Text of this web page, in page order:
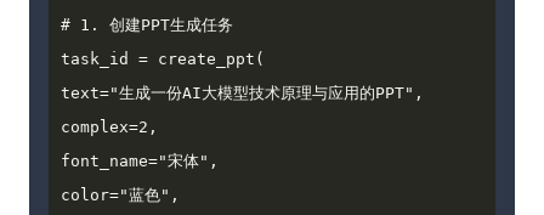
# 1. 创建PPT生成任务
task_id = create_ppt(
text="生成一份AI大模型技术原理与应用的PPT",
complex=2,
font_name="宋体",
color="蓝色",